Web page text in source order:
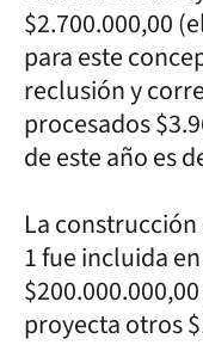
$2.700.000,00
para este
reclusión y
procesados
de este año es
La construcción
1 fue incluida
proyecta otros